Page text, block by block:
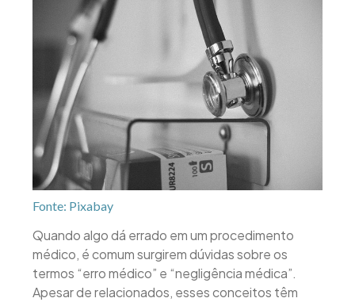
Fonte: Pixabay
Quando algo dá errado em um procedimento
médico, é comum surgirem dúvidas sobre os
termos “erro médico” e “negligência médica”.
Apesar de relacionados, esses conceitos têm